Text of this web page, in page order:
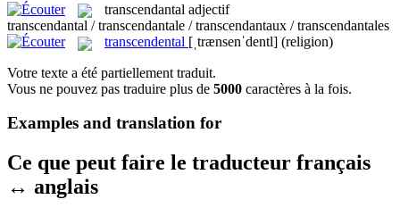
transcendantal adjectif
transcendantal / transcendantale / transcendantaux / transcendantales
transcendental [ˌtrænsenˈdentl] (religion)
Votre texte a été partiellement traduit.
Vous ne pouvez pas traduire plus de 5000 caractères à la fois.
Examples and translation for
Ce que peut faire le traducteur français
↔ anglais